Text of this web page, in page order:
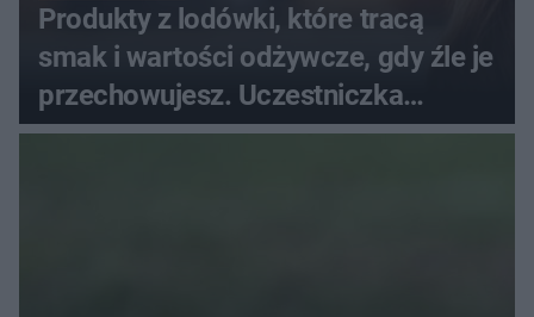
Produkty z lodówki, które tracą
smak i wartości odżywcze, gdy źle je
przechowujesz. Uczestniczka
"MasterChefa"